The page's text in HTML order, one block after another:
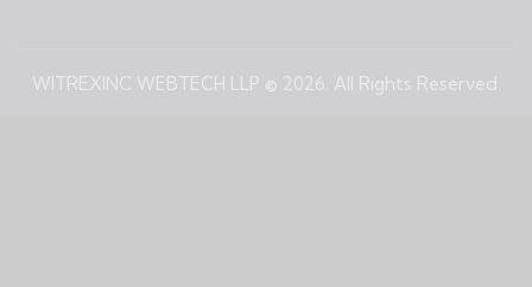
WITREXINC WEBTECH LLP © 2026. All Rights Reserved.